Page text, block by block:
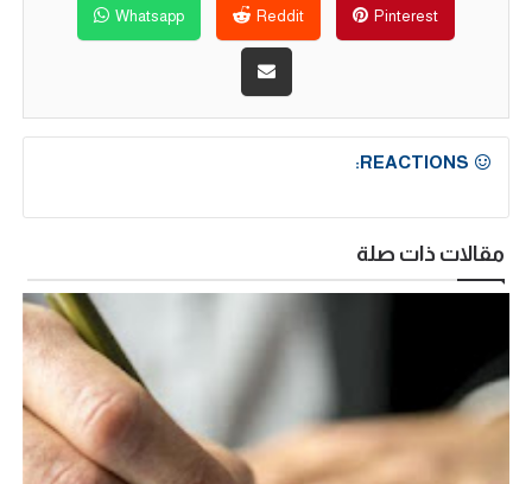
Pinterest
Reddit
Whatsapp
REACTIONS:
مقالات ذات صلة